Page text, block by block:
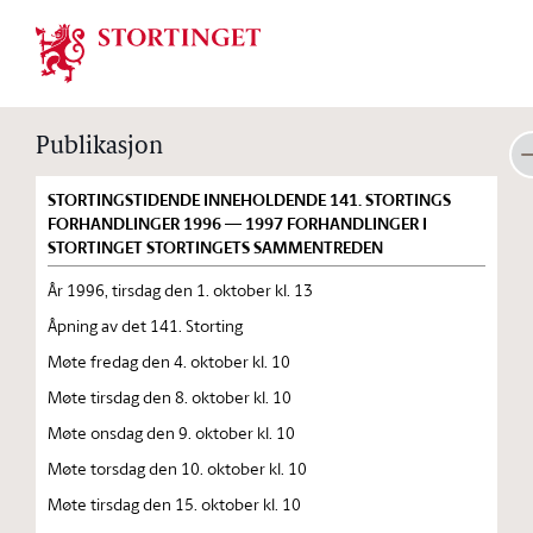
Stortinget.no
Publikasjon
STORTINGSTIDENDE INNEHOLDENDE 141. STORTINGS
FORHANDLINGER 1996 — 1997 FORHANDLINGER I
STORTINGET STORTINGETS SAMMENTREDEN
År 1996, tirsdag den 1. oktober kl. 13
Åpning av det 141. Storting
Møte fredag den 4. oktober kl. 10
Møte tirsdag den 8. oktober kl. 10
Møte onsdag den 9. oktober kl. 10
Møte torsdag den 10. oktober kl. 10
Møte tirsdag den 15. oktober kl. 10